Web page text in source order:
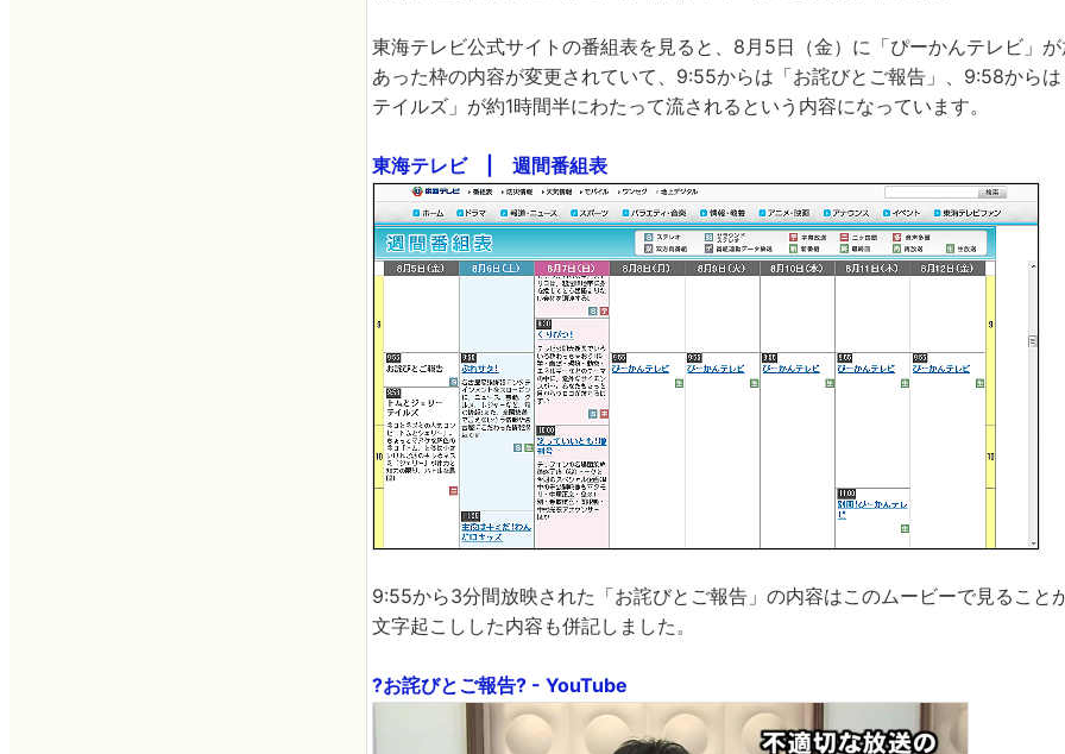
東海テレビ公式サイトの番組表を見ると、8月5日（金）に「ぴーかんテレビ」
あった枠の内容が変更されていて、9:55からは「お詫びとご報告」、9:58から
テイルズ」が約1時間半にわたって流されるという内容になっています。
東海テレビ | 週間番組表
9:55から3分間放映された「お詫びとご報告」の内容はこのムービーで見ること
文字起こしした内容も併記しました。
?お詫びとご報告? - YouTube